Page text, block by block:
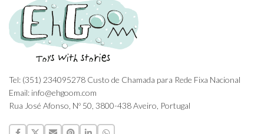
Tel: (351) 234095278 Custo de Chamada para Rede Fixa Nacional
Email: info@ehgoom.com
Rua José Afonso, Nº 50, 3800-438 Aveiro, Portugal